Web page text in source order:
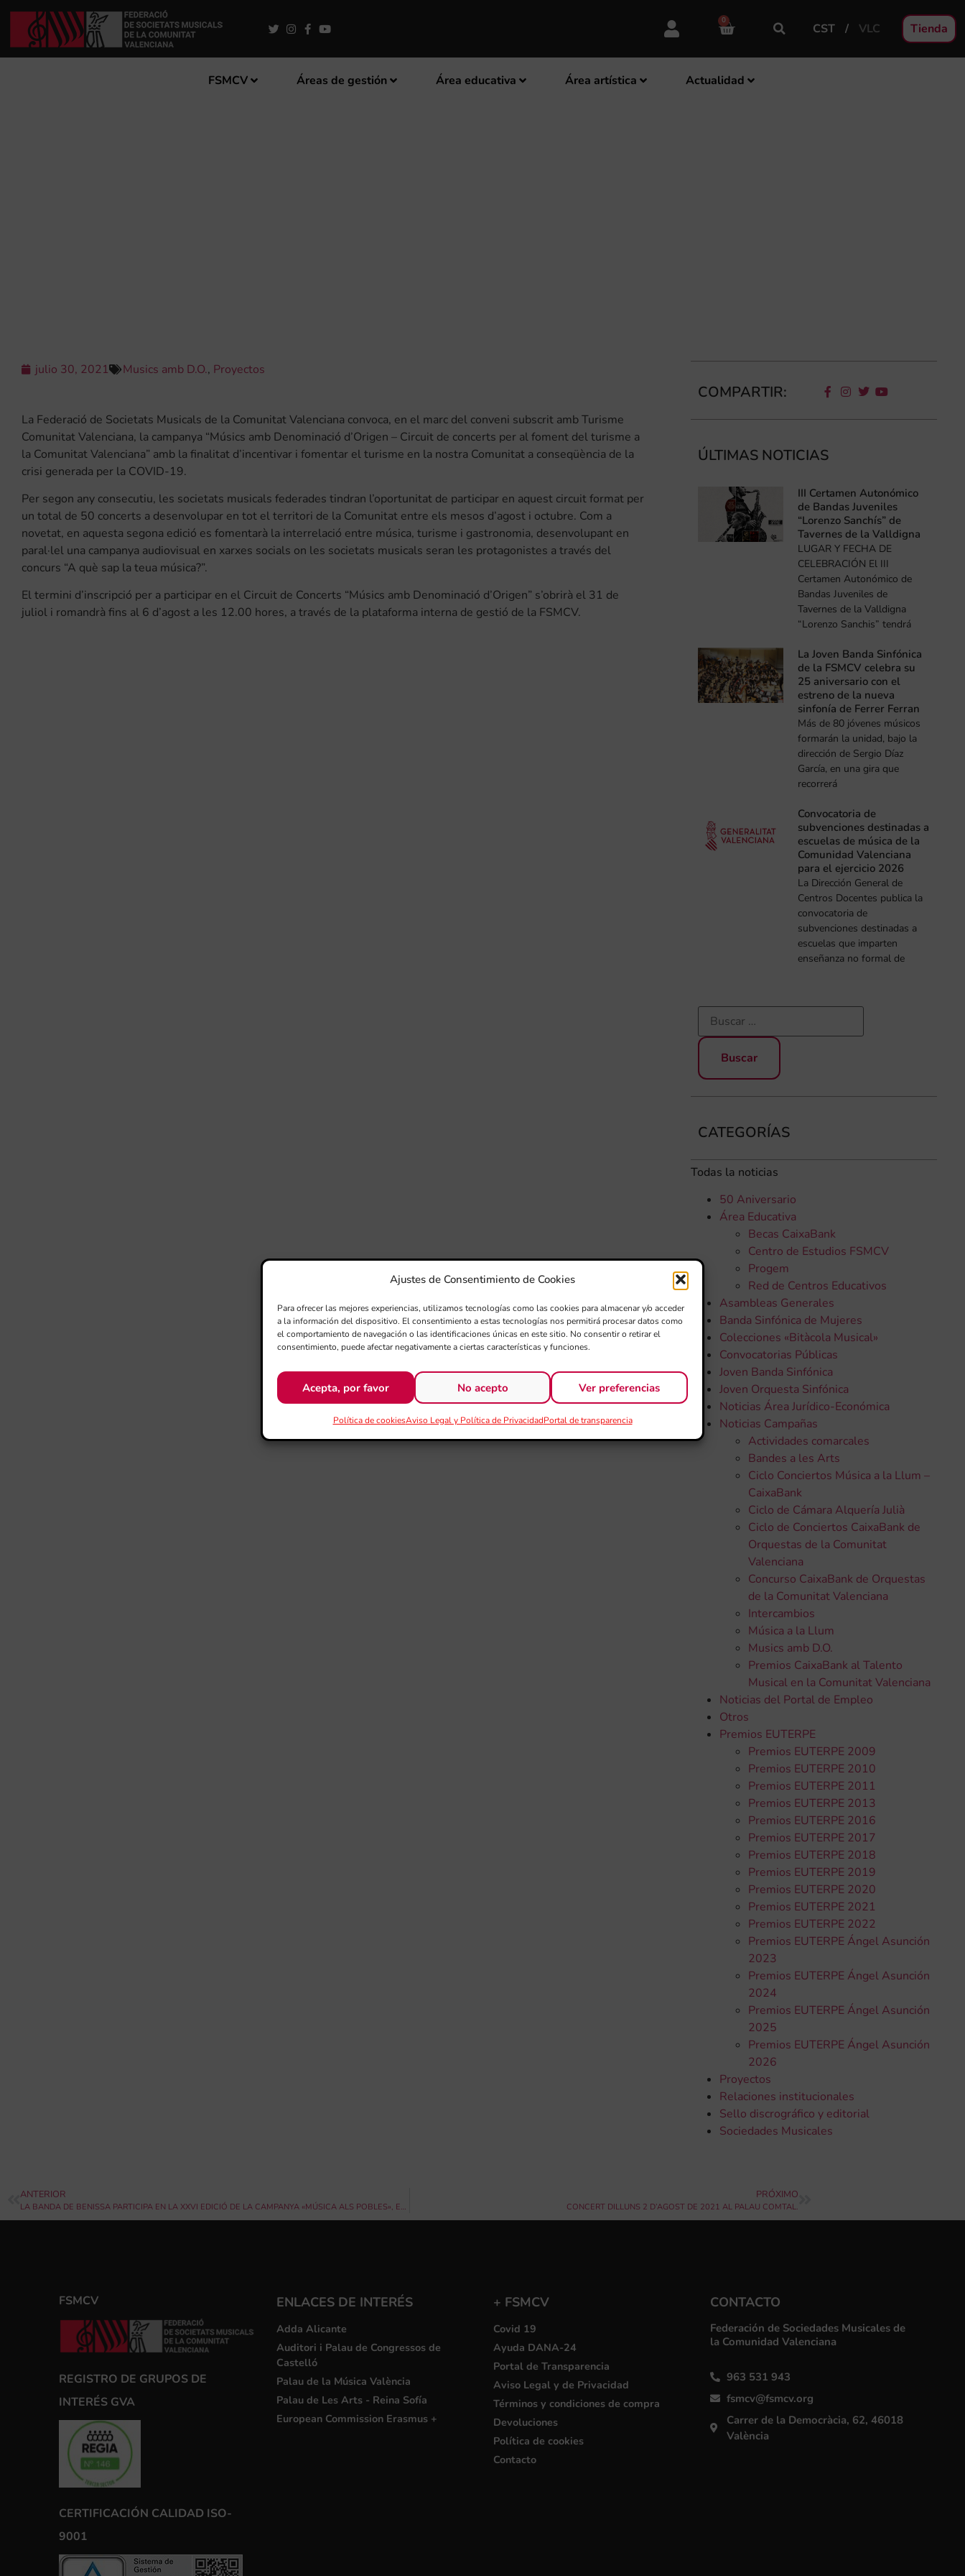
Ajustes de Consentimiento de Cookies
Para ofrecer las mejores experiencias, utilizamos tecnologías como las cookies para almacenar y/o acceder
a la información del dispositivo. El consentimiento a estas tecnologías nos permitirá procesar datos como
el comportamiento de navegación o las identificaciones únicas en este sitio. No consentir o retirar el
consentimiento, puede afectar negativamente a ciertas características y funciones.
Acepta, por favor No acepto Ver preferencias
Política de cookiesAviso Legal y Política de PrivacidadPortal de transparencia
0
CST VLC Tienda
FSMCV Áreas de gestión Área educativa Área artística Actualidad
julio 30, 2021 Musics amb D.O., Proyectos
La Federació de Societats Musicals de la Comunitat Valenciana convoca, en el marc del conveni subscrit amb Turisme
Comunitat Valenciana, la campanya “Músics amb Denominació d’Origen – Circuit de concerts per al foment del turisme a
la Comunitat Valenciana” amb la finalitat d’incentivar i fomentar el turisme en la nostra Comunitat a conseqüència de la
crisi generada per la COVID-19.
Per segon any consecutiu, les societats musicals federades tindran l’oportunitat de participar en aquest circuit format per
un total de 50 concerts a desenvolupar en tot el territori de la Comunitat entre els mesos d’agost i octubre. Com a
novetat, en aquesta segona edició es fomentarà la interrelació entre música, turisme i gastronomia, desenvolupant en
paral·lel una campanya audiovisual en xarxes socials on les societats musicals seran les protagonistes a través del
concurs “A què sap la teua música?”.
El termini d’inscripció per a participar en el Circuit de Concerts “Músics amb Denominació d’Origen” s’obrirà el 31 de
juliol i romandrà fins al 6 d’agost a les 12.00 hores, a través de la plataforma interna de gestió de la FSMCV.
COMPARTIR:
ÚLTIMAS NOTICIAS
III Certamen Autonómico
de Bandas Juveniles
“Lorenzo Sanchís” de
Tavernes de la Valldigna
LUGAR Y FECHA DE
CELEBRACIÓN El III
Certamen Autonómico de
Bandas Juveniles de
Tavernes de la Valldigna
“Lorenzo Sanchis” tendrá
La Joven Banda Sinfónica
de la FSMCV celebra su
25 aniversario con el
estreno de la nueva
sinfonía de Ferrer Ferran
Más de 80 jóvenes músicos
formarán la unidad, bajo la
dirección de Sergio Díaz
García, en una gira que
recorrerá
Convocatoria de
subvenciones destinadas a
escuelas de música de la
Comunidad Valenciana
para el ejercicio 2026
La Dirección General de
Centros Docentes publica la
convocatoria de
subvenciones destinadas a
escuelas que imparten
enseñanza no formal de
CATEGORÍAS
Todas la noticias
50 Aniversario
Área Educativa
Becas CaixaBank
Centro de Estudios FSMCV
Progem
Red de Centros Educativos
Asambleas Generales
Banda Sinfónica de Mujeres
Colecciones «Bitàcola Musical»
Convocatorias Públicas
Joven Banda Sinfónica
Joven Orquesta Sinfónica
Noticias Área Jurídico-Económica
Noticias Campañas
Actividades comarcales
Bandes a les Arts
Ciclo Conciertos Música a la Llum –
CaixaBank
Ciclo de Cámara Alquería Julià
Ciclo de Conciertos CaixaBank de
Orquestas de la Comunitat
Valenciana
Concurso CaixaBank de Orquestas
de la Comunitat Valenciana
Intercambios
Música a la Llum
Musics amb D.O.
Premios CaixaBank al Talento
Musical en la Comunitat Valenciana
Noticias del Portal de Empleo
Otros
Premios EUTERPE
Premios EUTERPE 2009
Premios EUTERPE 2010
Premios EUTERPE 2011
Premios EUTERPE 2013
Premios EUTERPE 2016
Premios EUTERPE 2017
Premios EUTERPE 2018
Premios EUTERPE 2019
Premios EUTERPE 2020
Premios EUTERPE 2021
Premios EUTERPE 2022
Premios EUTERPE Ángel Asunción
2023
Premios EUTERPE Ángel Asunción
2024
Premios EUTERPE Ángel Asunción
2025
Premios EUTERPE Ángel Asunción
2026
Proyectos
Relaciones institucionales
Sello discrográfico y editorial
Sociedades Musicales
ANTERIOR
LA BANDA DE BENISSA PARTICIPA EN LA XXVI EDICIÓ DE LA CAMPANYA «MÚSICA ALS POBLES», EL 31 DE JULIOL, AL PASSEIG DOLORS PIERA.
PRÓXIMO
CONCERT DILLUNS 2 D’AGOST DE 2021 AL PALAU COMTAL.
FSMCV
REGISTRO DE GRUPOS DE
INTERÉS GVA
CERTIFICACIÓN CALIDAD ISO-
9001
ENLACES DE INTERÉS
Adda Alicante
Auditori i Palau de Congressos de
Castelló
Palau de la Música València
Palau de Les Arts - Reina Sofía
European Commission Erasmus +
+ FSMCV
Covid 19
Ayuda DANA-24
Portal de Transparencia
Aviso Legal y de Privacidad
Términos y condiciones de compra
Devoluciones
Política de cookies
Contacto
CONTACTO
Federación de Sociedades Musicales de
la Comunidad Valenciana
963 531 943
fsmcv@fsmcv.org
Carrer de la Democràcia, 62, 46018
València